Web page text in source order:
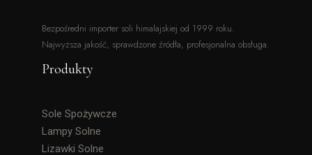
Bezpośredni importer soli himalajskiej od 1999 roku.
Najwyższa jakość, sprawdzone źródła, profesjonalna obsługa.
Produkty
Sole Spożywcze
Lampy Solne
Lizawki Solne